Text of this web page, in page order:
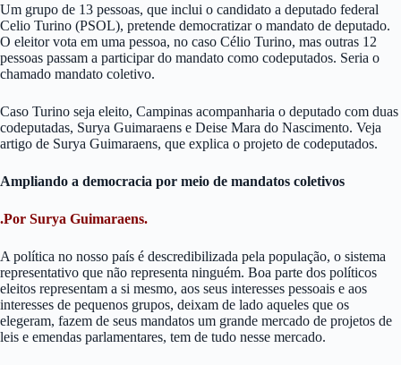
Um grupo de 13 pessoas, que inclui o candidato a deputado federal
Celio Turino (PSOL), pretende democratizar o mandato de deputado.
O eleitor vota em uma pessoa, no caso Célio Turino, mas outras 12
pessoas passam a participar do mandato como codeputados. Seria o
chamado mandato coletivo.
Caso Turino seja eleito, Campinas acompanharia o deputado com duas
codeputadas, Surya Guimaraens e Deise Mara do Nascimento. Veja
artigo de Surya Guimaraens, que explica o projeto de codeputados.
Ampliando a democracia por meio de mandatos coletivos
.Por Surya Guimaraens.
A política no nosso país é descredibilizada pela população, o sistema
representativo que não representa ninguém. Boa parte dos políticos
eleitos representam a si mesmo, aos seus interesses pessoais e aos
interesses de pequenos grupos, deixam de lado aqueles que os
elegeram, fazem de seus mandatos um grande mercado de projetos de
leis e emendas parlamentares, tem de tudo nesse mercado.